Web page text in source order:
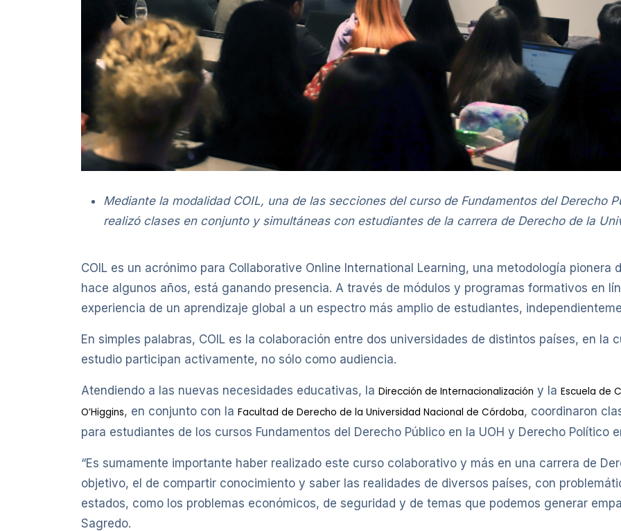
Mediante la modalidad COIL, una de las secciones del curso de Fundamentos del Derecho
realizó clases en conjunto y simultáneas con estudiantes de la carrera de Derecho de la
COIL es un acrónimo para Collaborative Online International Learning, una metodología pionera
hace algunos años, está ganando presencia. A través de módulos y programas formativos en
experiencia de un aprendizaje global a un espectro más amplio de estudiantes,
En simples palabras, COIL es la colaboración entre dos universidades de distintos países, en la
estudio participan activamente, no sólo como audiencia.
Atendiendo a las nuevas necesidades educativas, la Dirección de Internacionalización y la Escuela de
O’Higgins, en conjunto con la Facultad de Derecho de la Universidad Nacional de Córdoba, coordinaron
para estudiantes de los cursos Fundamentos del Derecho Público en la UOH y Derecho Político
“Es sumamente importante haber realizado este curso colaborativo y más en una carrera de
objetivo, el de compartir conocimiento y saber las realidades de diversos países, con
estados, como los problemas económicos, de seguridad y de temas que podemos generar
Sagredo.